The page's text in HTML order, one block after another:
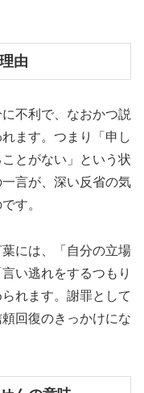
由
不利で、なおかつ説
ます。つまり「申し
とがない」という状
言が、深い反省の気
す。
には、「自分の立場
い逃れをするつもり
れます。謝罪として
回復のきっかけにな